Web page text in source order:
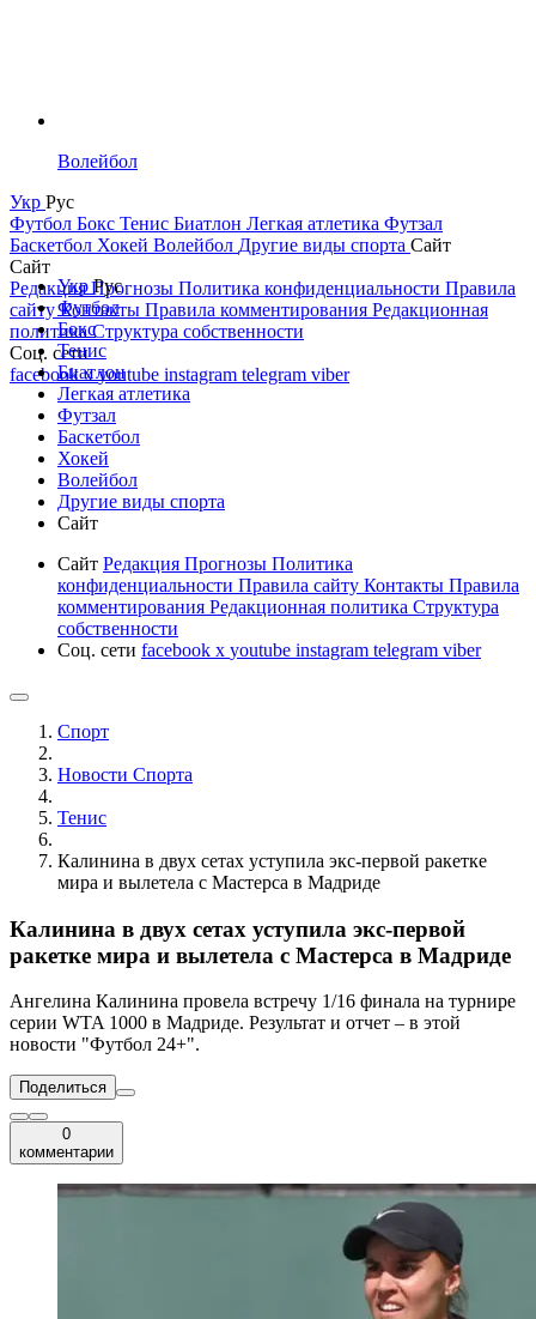
Волейбол
Укр Рус
Футбол Бокс Тенис Биатлон Легкая атлетика Футзал
Баскетбол Хокей Волейбол Другие виды спорта Сайт
Сайт
РедакцияПрогнозы Политика конфиденциальности Правила
сайтуКонтакты Правила комментирования Редакционная
политикаСтруктура собственности
Соц. сети
facebookxyoutube instagram telegram viber
УкрРус
Футбол
Бокс
Тенис
Биатлон
Легкая атлетика
Футзал
Баскетбол
Хокей
Волейбол
Другие виды спорта
Сайт
Сайт Редакция Прогнозы Политика
конфиденциальности Правила сайту Контакты Правила
комментирования Редакционная политика Структура
собственности
Соц. сети facebook x youtube instagram telegram viber
Спорт
Новости Cпорта
Тенис
Калинина в двух сетах уступила экс-первой ракетке
мира и вылетела с Мастерса в Мадриде
Калинина в двух сетах уступила экс-первой
ракетке мира и вылетела с Мастерса в Мадриде
Ангелина Калинина провела встречу 1/16 финала на турнире
серии WTA 1000 в Мадриде. Результат и отчет – в этой
новости "Футбол 24+".
Поделиться
0
комментарии